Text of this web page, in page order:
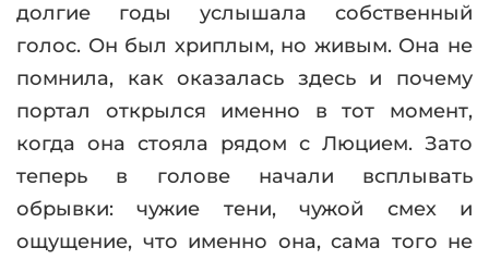
долгие годы услышала собственный
голос. Он был хриплым, но живым. Она не
помнила, как оказалась здесь и почему
портал открылся именно в тот момент,
когда она стояла рядом с Люцием. Зато
теперь в голове начали всплывать
обрывки: чужие тени, чужой смех и
ощущение, что именно она, сама того не